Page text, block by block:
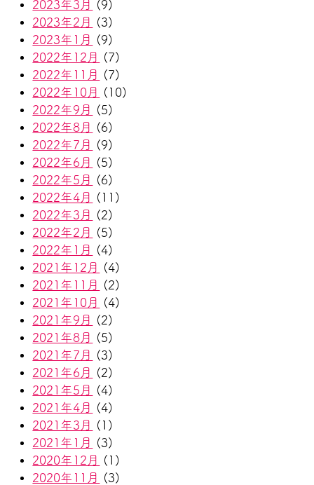
2023年3月
(9)
2023年2月
(3)
2023年1月
(9)
2022年12月
(7)
2022年11月
(7)
2022年10月
(10)
2022年9月
(5)
2022年8月
(6)
2022年7月
(9)
2022年6月
(5)
2022年5月
(6)
2022年4月
(11)
2022年3月
(2)
2022年2月
(5)
2022年1月
(4)
2021年12月
(4)
2021年11月
(2)
2021年10月
(4)
2021年9月
(2)
2021年8月
(5)
2021年7月
(3)
2021年6月
(2)
2021年5月
(4)
2021年4月
(4)
2021年3月
(1)
2021年1月
(3)
2020年12月
(1)
2020年11月
(3)